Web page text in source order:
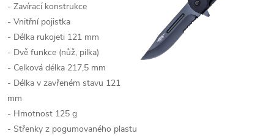
- Zavírací konstrukce
- Vnitřní pojistka
- Délka rukojeti 121 mm
- Dvě funkce (nůž, pilka)
- Celková délka 217,5 mm
- Délka v zavřeném stavu 121
mm
- Hmotnost 125 g
- Střenky z pogumovaného plastu